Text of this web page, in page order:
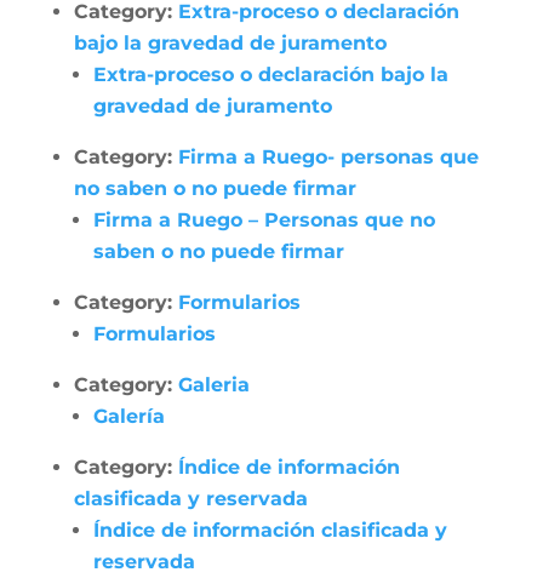
Category: Extra-proceso o declaración
bajo la gravedad de juramento
Extra-proceso o declaración bajo la
gravedad de juramento
Category: Firma a Ruego- personas que
no saben o no puede firmar
Firma a Ruego – Personas que no
saben o no puede firmar
Category: Formularios
Formularios
Category: Galeria
Galería
Category: Índice de información
clasificada y reservada
Índice de información clasificada y
reservada